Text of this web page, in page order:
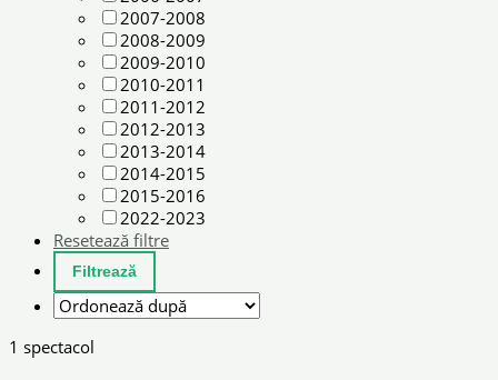
2007-2008
2008-2009
2009-2010
2010-2011
2011-2012
2012-2013
2013-2014
2014-2015
2015-2016
2022-2023
Resetează filtre
1 spectacol